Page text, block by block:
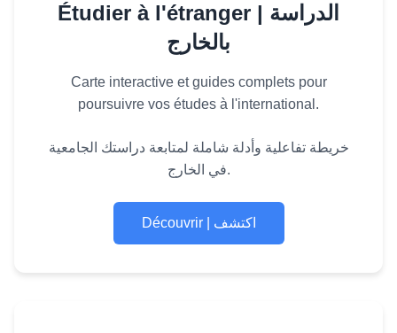
Étudier à l'étranger | الدراسة
بالخارج
Carte interactive et guides complets pour
poursuivre vos études à l'international.
خريطة تفاعلية وأدلة شاملة لمتابعة دراستك الجامعية
في الخارج.
Découvrir | اكتشف